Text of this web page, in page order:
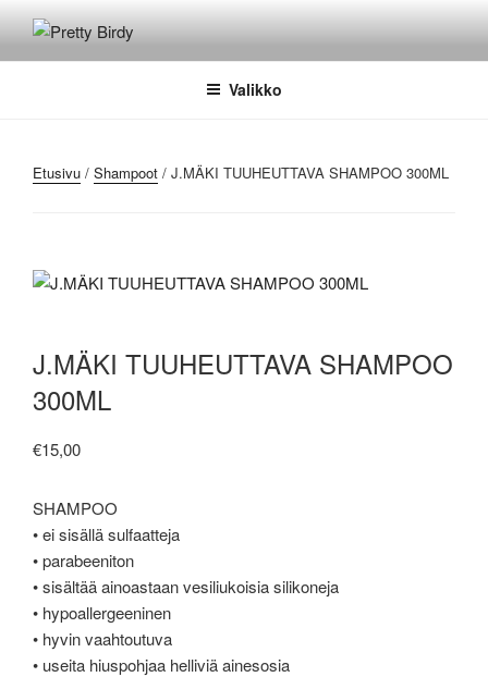
sisältöön
PRETTY BIRDY
Kampaamo kallio
Valikko
Etusivu / Shampoot / J.MÄKI TUUHEUTTAVA SHAMPOO 300ML
J.MÄKI TUUHEUTTAVA SHAMPOO
300ML
€15,00
SHAMPOO
• ei sisällä sulfaatteja
• parabeeniton
• sisältää ainoastaan vesiliukoisia silikoneja
• hypoallergeeninen
• hyvin vaahtoutuva
• useita hiuspohjaa helliviä ainesosia